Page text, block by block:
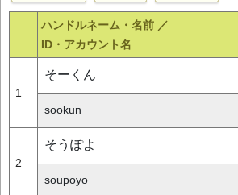
ハンドルネーム・名前 ／
ID・アカウント名
1
そーくん
sookun
2
そうぽよ
soupoyo